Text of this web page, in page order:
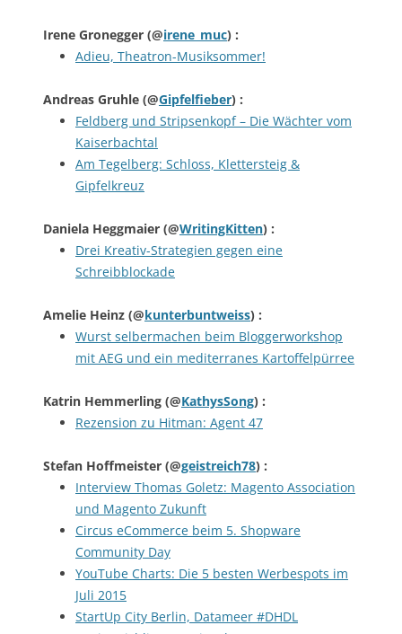
Irene Gronegger (@irene_muc) :
Adieu, Theatron-Musiksommer!
Andreas Gruhle (@Gipfelfieber) :
Feldberg und Stripsenkopf – Die Wächter vom
Kaiserbachtal
Am Tegelberg: Schloss, Klettersteig &
Gipfelkreuz
Daniela Heggmaier (@WritingKitten) :
Drei Kreativ-Strategien gegen eine
Schreibblockade
Amelie Heinz (@kunterbuntweiss) :
Wurst selbermachen beim Bloggerworkshop
mit AEG und ein mediterranes Kartoffelpürree
Katrin Hemmerling (@KathysSong) :
Rezension zu Hitman: Agent 47
Stefan Hoffmeister (@geistreich78) :
Interview Thomas Goletz: Magento Association
und Magento Zukunft
Circus eCommerce beim 5. Shopware
Community Day
YouTube Charts: Die 5 besten Werbespots im
Juli 2015
StartUp City Berlin, Datameer #DHDL